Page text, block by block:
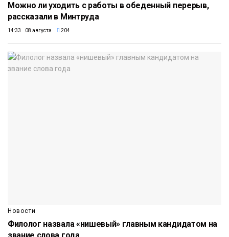
Можно ли уходить с работы в обеденный перерыв,
рассказали в Минтруда
14:33 08 августа 204
Новости
Филолог назвала «нишевый» главным кандидатом на